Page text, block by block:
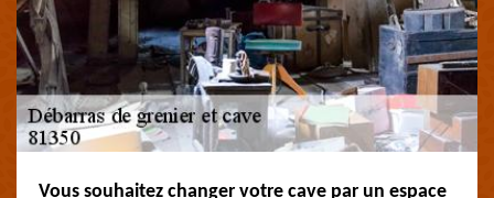
Vous souhaitez changer votre cave par un espace